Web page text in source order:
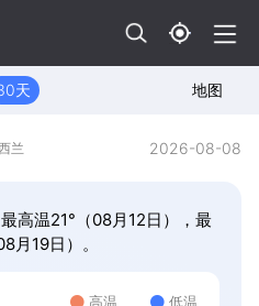
天 地图
兰 2026-08-08
高温21°（08月12日），最
月19日）。
高温 低温